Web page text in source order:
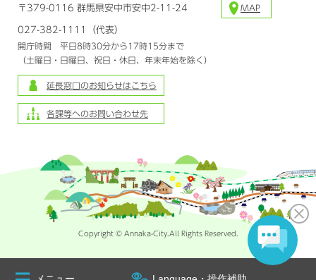
〒379-0116 群馬県安中市安中2-11-24
MAP
027-382-1111（代表）
開庁時間 平日8時30分から17時15分まで
（土曜日・日曜日、祝日・休日、年末年始を除く）
延長窓口のお知らせはこちら
各課等へのお問い合わせ先
Copyright © Annaka-City.All Rights Reserved.